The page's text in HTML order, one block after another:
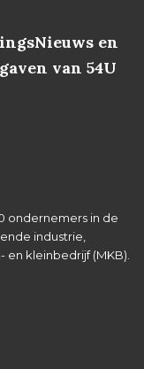
en
van 54U
ondernemers in de
industrie,
kleinbedrijf (MKB).